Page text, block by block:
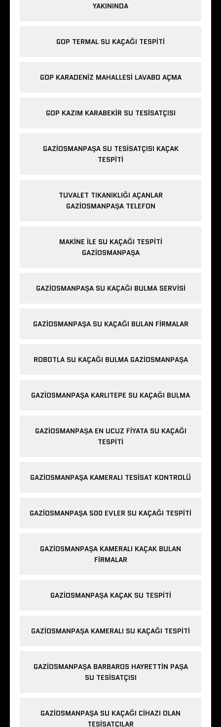
YAKININDA
GOP TERMAL SU KAÇAĞI TESPITI
GOP KARADENIZ MAHALLESI LAVABO AÇMA
GOP KAZIM KARABEKIR SU TESISATÇISI
GAZIOSMANPAŞA SU TESISATÇISI KAÇAK
TESPITI
TUVALET TIKANIKLIĞI AÇANLAR
GAZIOSMANPAŞA TELEFON
MAKINE ILE SU KAÇAĞI TESPITI
GAZIOSMANPAŞA
GAZIOSMANPAŞA SU KAÇAĞI BULMA SERVISI
GAZIOSMANPAŞA SU KAÇAĞI BULAN FIRMALAR
ROBOTLA SU KAÇAĞI BULMA GAZIOSMANPAŞA
GAZIOSMANPAŞA KARLITEPE SU KAÇAĞI BULMA
GAZIOSMANPAŞA EN UCUZ FIYATA SU KAÇAĞI
TESPITI
GAZIOSMANPAŞA KAMERALI TESISAT KONTROLÜ
GAZIOSMANPAŞA 500 EVLER SU KAÇAĞI TESPITI
GAZIOSMANPAŞA KAMERALI KAÇAK BULAN
FIRMALAR
GAZIOSMANPAŞA KAÇAK SU TESPITI
GAZIOSMANPAŞA KAMERALI SU KAÇAĞI TESPITI
GAZIOSMANPAŞA BARBAROS HAYRETTIN PAŞA
SU TESISATÇISI
GAZIOSMANPAŞA SU KAÇAĞI CIHAZI OLAN
TESISATÇILAR